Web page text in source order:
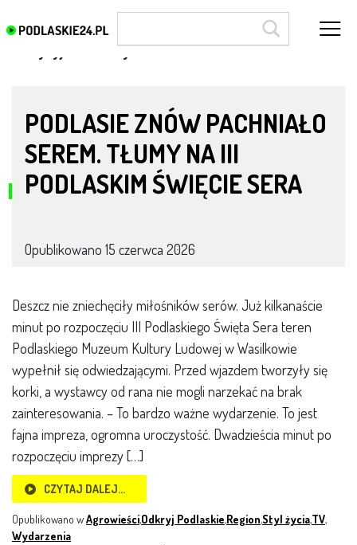
tradycyjne metody
PODLASIE ZNÓW PACHNIAŁO
SEREM. TŁUMY NA III
PODLASKIM ŚWIĘCIE SERA
Opublikowano 15 czerwca 2026
Deszcz nie zniechęciły miłośników serów. Już kilkanaście
minut po rozpoczęciu III Podlaskiego Święta Sera teren
Podlaskiego Muzeum Kultury Ludowej w Wasilkowie
wypełnił się odwiedzającymi. Przed wjazdem tworzyły się
korki, a wystawcy od rana nie mogli narzekać na brak
zainteresowania. – To bardzo ważne wydarzenie. To jest
fajna impreza, ogromna uroczystość. Dwadzieścia minut po
rozpoczęciu imprezy […]
CZYTAJ DALEJ…
Opublikowano wAgrowieści,Odkryj Podlaskie,Region,Styl życia,TV,
Wydarzenia